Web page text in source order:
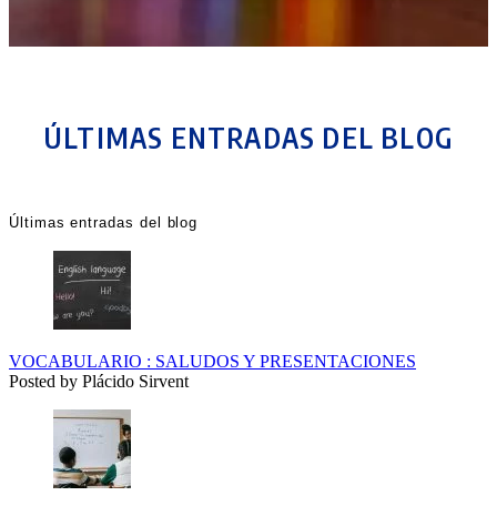
ÚLTIMAS ENTRADAS DEL BLOG
Últimas entradas del blog
VOCABULARIO : SALUDOS Y PRESENTACIONES
Posted by Plácido Sirvent